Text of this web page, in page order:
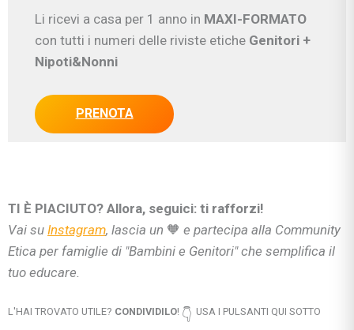
Li ricevi a casa per 1 anno in MAXI-FORMATO
con tutti i numeri delle riviste etiche Genitori +
Nipoti&Nonni
PRENOTA
TI È PIACIUTO? Allora, seguici: ti rafforzi!
Vai su Instagram, lascia un 🧡 e partecipa alla Community
Etica per famiglie di "Bambini e Genitori" che semplifica il
tuo educare.
L'HAI TROVATO UTILE? CONDIVIDILO! 👇 USA I PULSANTI QUI SOTTO